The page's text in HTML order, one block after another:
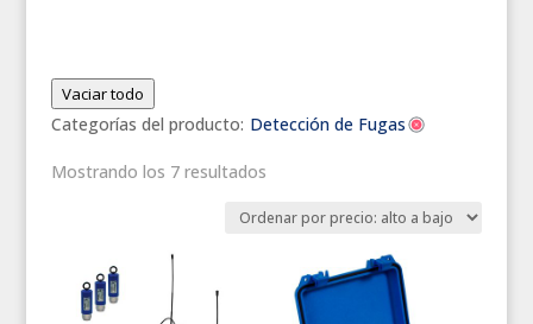
Vaciar todo
Categorías del producto: Detección de Fugas
Mostrando los 7 resultados